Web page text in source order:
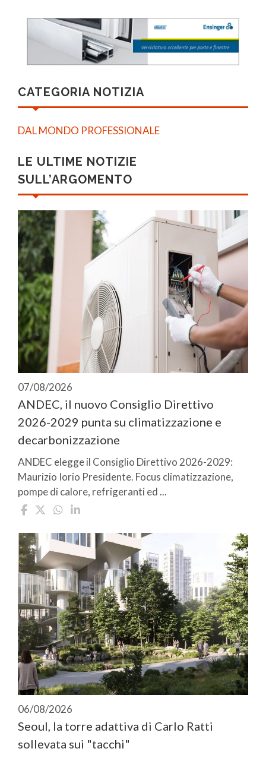
CATEGORIA NOTIZIA
DAL MONDO PROFESSIONALE
LE ULTIME NOTIZIE
SULL’ARGOMENTO
07/08/2026
ANDEC, il nuovo Consiglio Direttivo
2026-2029 punta su climatizzazione e
decarbonizzazione
ANDEC elegge il Consiglio Direttivo 2026-2029:
Maurizio Iorio Presidente. Focus climatizzazione,
pompe di calore, refrigeranti ed ...
06/08/2026
Seoul, la torre adattiva di Carlo Ratti
sollevata sui "tacchi"